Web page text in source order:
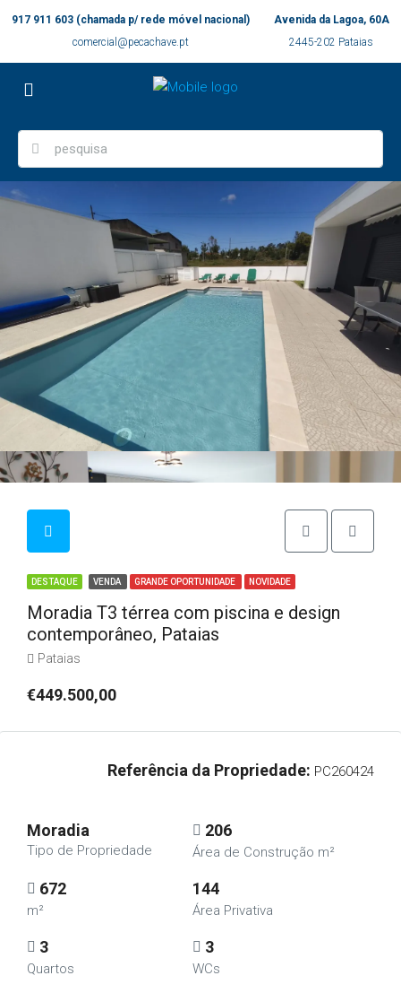
917 911 603 (chamada p/ rede móvel nacional)
comercial@pecachave.pt
Avenida da Lagoa, 60A
2445-202 Pataias
DESTAQUE VENDA GRANDE OPORTUNIDADE NOVIDADE
Moradia T3 térrea com piscina e design
contemporâneo, Pataias
Pataias
€449.500,00
Referência da Propriedade: PC260424
Moradia
Tipo de Propriedade
206
Área de Construção m²
672
m²
144
Área Privativa
3
Quartos
3
WCs